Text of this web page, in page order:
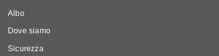
Albo
Dove siamo
Sicurezza